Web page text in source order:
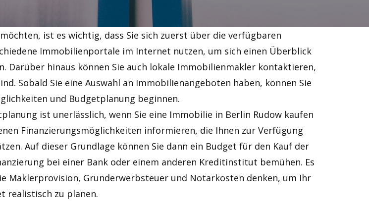
ist es wichtig, dass Sie sich zuerst über die verfügbaren
Immobilienportale im Internet nutzen, um sich einen Überblick
Darüber hinaus können Sie auch lokale Immobilienmakler kontaktieren,
Sobald Sie eine Auswahl an Immobilienangeboten haben, können Sie
und Budgetplanung beginnen.
ist unerlässlich, wenn Sie eine Immobilie in Berlin Rudow kaufen
Finanzierungsmöglichkeiten informieren, die Ihnen zur Verfügung
Auf dieser Grundlage können Sie dann ein Budget für den Kauf der
bei einer Bank oder einem anderen Kreditinstitut bemühen. Es
Maklerprovision, Grunderwerbsteuer und Notarkosten denken, um Ihr
realistisch zu planen.